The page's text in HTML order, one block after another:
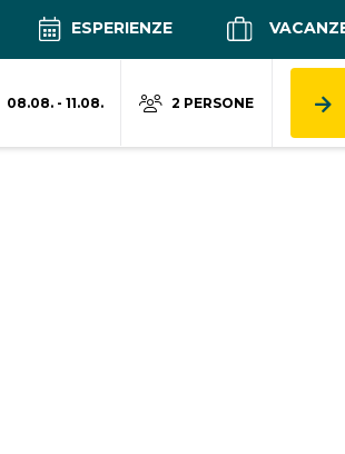
ESPERIENZE
08.08. - 11.08. 2 PERSONE